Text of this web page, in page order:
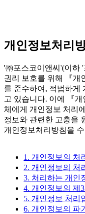
개인정보처리
'㈜포스코이앤씨'(이하
권리 보호를 위해 『개
를 준수하여, 적법하게
고 있습니다. 이에 『
체에게 개인정보 처리
정보와 관련한 고충을
개인정보처리방침을
1. 개인정보의 처
2. 개인정보의 처
3. 처리하는 개인
4. 개인정보의 제
5. 개인정보 처리
6. 개인정보의 파